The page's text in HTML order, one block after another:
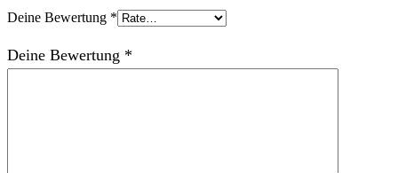
Deine Bewertung *
Deine Bewertung *